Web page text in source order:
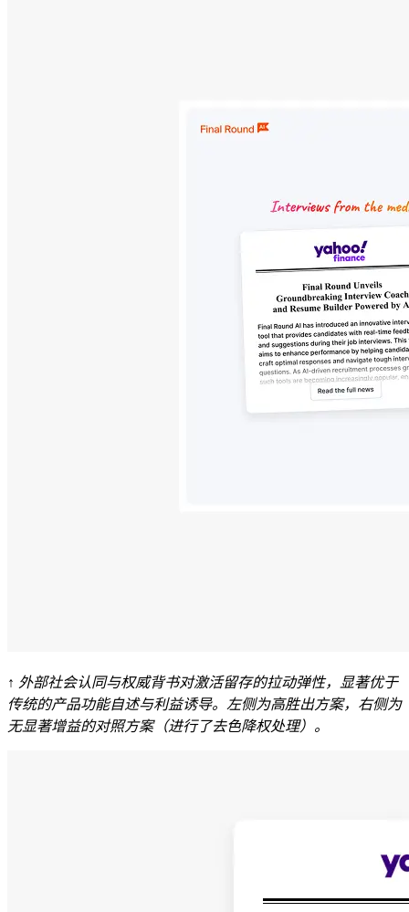
↑ 外部社会认同与权威背书对激活留存的拉动弹性，显著优于
传统的产品功能自述与利益诱导。左侧为高胜出方案，右侧为
无显著增益的对照方案（进行了去色降权处理）。